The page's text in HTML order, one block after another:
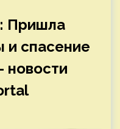
Пришла
и спасение